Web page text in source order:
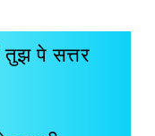
पे सत्तर